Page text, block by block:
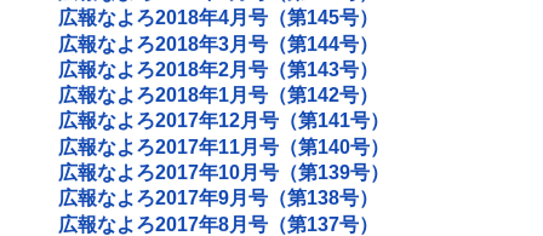
広報なよろ2018年4月号（第145号）
広報なよろ2018年3月号（第144号）
広報なよろ2018年2月号（第143号）
広報なよろ2018年1月号（第142号）
広報なよろ2017年12月号（第141号）
広報なよろ2017年11月号（第140号）
広報なよろ2017年10月号（第139号）
広報なよろ2017年9月号（第138号）
広報なよろ2017年8月号（第137号）